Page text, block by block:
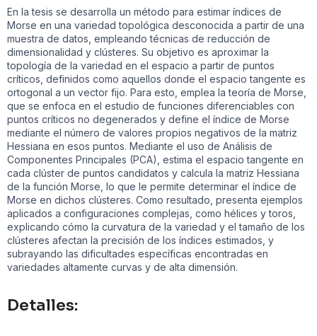
En la tesis se desarrolla un método para estimar índices de
Morse en una variedad topológica desconocida a partir de una
muestra de datos, empleando técnicas de reducción de
dimensionalidad y clústeres. Su objetivo es aproximar la
topología de la variedad en el espacio a partir de puntos
críticos, definidos como aquellos donde el espacio tangente es
ortogonal a un vector fijo. Para esto, emplea la teoría de Morse,
que se enfoca en el estudio de funciones diferenciables con
puntos críticos no degenerados y define el índice de Morse
mediante el número de valores propios negativos de la matriz
Hessiana en esos puntos. Mediante el uso de Análisis de
Componentes Principales (PCA), estima el espacio tangente en
cada clúster de puntos candidatos y calcula la matriz Hessiana
de la función Morse, lo que le permite determinar el índice de
Morse en dichos clústeres. Como resultado, presenta ejemplos
aplicados a configuraciones complejas, como hélices y toros,
explicando cómo la curvatura de la variedad y el tamaño de los
clústeres afectan la precisión de los índices estimados, y
subrayando las dificultades específicas encontradas en
variedades altamente curvas y de alta dimensión.
Detalles: